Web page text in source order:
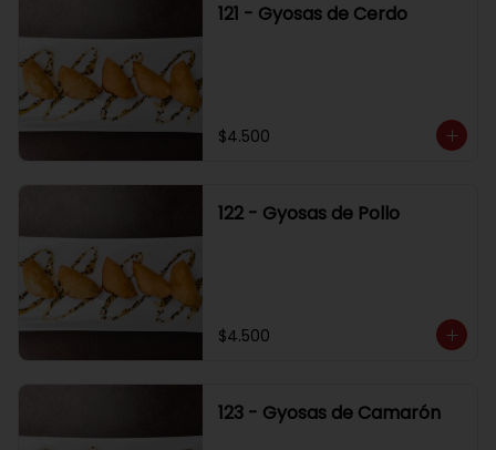
121 - Gyosas de Cerdo
$4.500
122 - Gyosas de Pollo
$4.500
123 - Gyosas de Camarón